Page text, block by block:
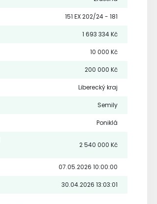
151 EX 202/24 - 181
1 693 334 Kč
10 000 Kč
200 000 Kč
Liberecký kraj
Semily
Poniklá
2 540 000 Kč
07.05.2026 10:00:00
30.04.2026 13:03:01